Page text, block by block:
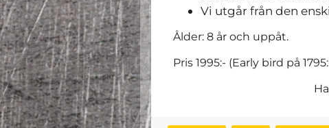
Vi utgår från den
Ålder: 8 år och uppåt.
Pris 1995:- (Early bird på